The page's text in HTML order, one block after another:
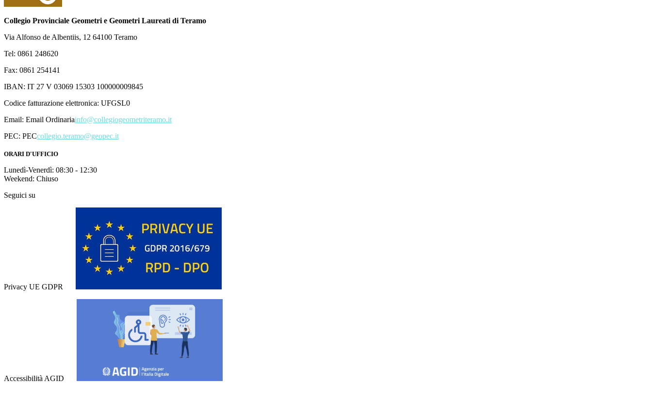
Collegio Provinciale Geometri e Geometri Laureati di Teramo
Via Alfonso de Albentiis, 12 64100 Teramo
Tel: 0861 248620
Fax: 0861 254141
IBAN: IT 27 V 03069 15303 100000009845
Codice fatturazione elettronica: UFGSL0
Email: Email Ordinariainfo@collegiogeometriteramo.it
PEC: PECcollegio.teramo@geopec.it
ORARI D'UFFICIO
Lunedì-Venerdì: 08:30 - 12:30
Weekend: Chiuso
Seguici su
Privacy UE GDPR
Accessibilità AGID